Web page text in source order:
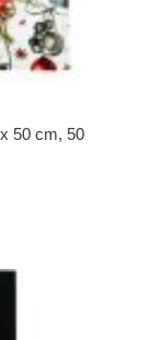
50 cm, 50